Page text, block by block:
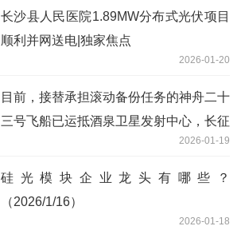
长沙县人民医院1.89MW分布式光伏项目
顺利并网送电|独家焦点
2026-01-20
目前，接替承担滚动备份任务的神舟二十
三号飞船已运抵酒泉卫星发射中心，长征
二号F遥二十三运载火箭即将出厂启运。-
焦点速读
2026-01-19
硅光模块企业龙头有哪些？
（2026/1/16）
2026-01-18